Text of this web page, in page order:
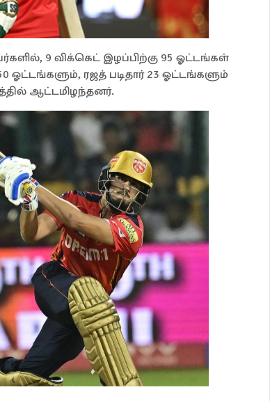
9 விக்கெட் இழப்பிற்கு 95 ஓட்டங்கள்
ஓட்டங்களும், ரஜத் படிதார் 23 ஓட்டங்களும்
ஆட்டமிழந்தனர்.